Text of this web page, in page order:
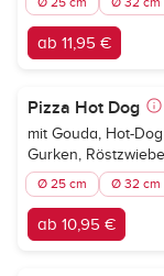
ab 11,95 €
Pizza Hot Dog
mit Gouda, Hot-
Gurken,
Ø 25 cm Ø 32 cm
ab 10,95 €